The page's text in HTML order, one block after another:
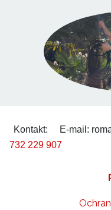
Kontakt: E-mail:
732 229 907